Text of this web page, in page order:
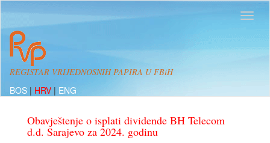
REGISTAR VRIJEDNOSNIH PAPIRA U FBiH
BOS | HRV | ENG
Obavještenje o isplati dividende BH Telecom
d.d. Sarajevo za 2024. godinu